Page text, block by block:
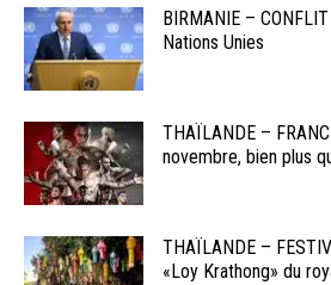
BIRMANIE –
Nations Unies
THAÏLANDE –
novembre, bien plus
THAÏLANDE –
«Loy Krathong» du